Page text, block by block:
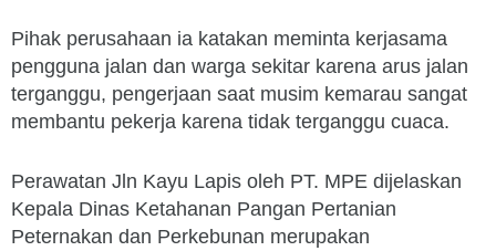
Pihak perusahaan ia katakan meminta kerjasama
pengguna jalan dan warga sekitar karena arus jalan
terganggu, pengerjaan saat musim kemarau sangat
membantu pekerja karena tidak terganggu cuaca.
Perawatan Jln Kayu Lapis oleh PT. MPE dijelaskan
Kepala Dinas Ketahanan Pangan Pertanian
Peternakan dan Perkebunan merupakan